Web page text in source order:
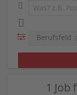
Berufsfeld
1 Job